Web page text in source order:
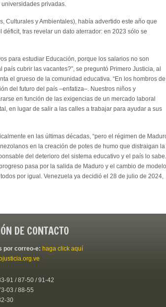
privadas.
Culturales y Ambientales), había advertido este año que
tras revelar un dato aterrador: en 2023 sólo se
para estudiar Educación, porque los salarios no son
cubrir las vacantes?”, se preguntó Primero Justicia, al
el grueso de la comunidad educativa. “En los hombros de
del futuro del país –enfatiza–. Nuestros niños y
en función de las exigencias de un mercado laboral
en lugar de salir a las calles a trabajar para ayudar a sus
en las últimas décadas, “pero el régimen de
en la creación de potes de humo que distraigan la
del deterioro del sistema educativo y el país lo sabe.
pasa por la salida de Maduro y el cambio de modelo,
por igual. Venezuela ya decidió el 28 de julio de 2024,
DE CONTACTO
por correo-e: haga click aquí
91 / 87-50 / 91-42
03 / 88-55
30